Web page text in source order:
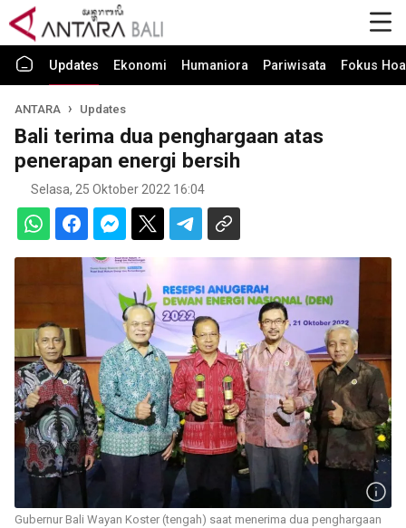
Updates Ekonomi Humaniora Pariwisata Fokus
ANTARA Updates
Bali terima dua penghargaan atas
penerapan energi bersih
Selasa, 25 Oktober 2022 16:04
Gubernur Bali Wayan Koster (tengah) saat menerima dua penghargaan